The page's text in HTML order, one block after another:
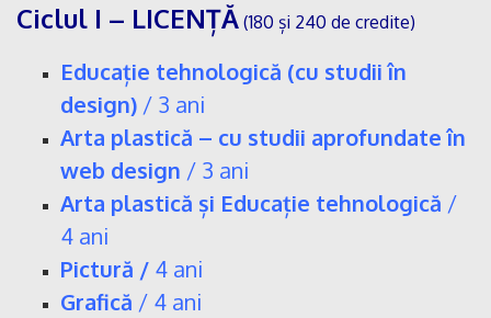
Ciclul I – LICENȚĂ (180 și 240 de credite)
Educație tehnologică (cu studii în
design) / 3 ani
Arta plastică – cu studii aprofundate în
web design / 3 ani
Arta plastică și Educație tehnologică /
4 ani
Pictură / 4 ani
Grafică / 4 ani